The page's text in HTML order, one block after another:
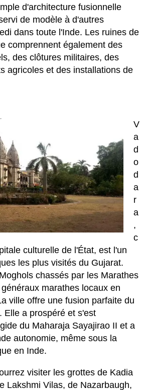
d'architecture fusionnelle
de modèle à d'autres
dans toute l'Inde. Les ruines de
comprennent également des
des clôtures militaires, des
agricoles et des installations de
V
a
d
o
d
a
r
a
,
c
culturelle de l'État, est l'un
les plus visités du Gujarat.
chassés par les Marathes
marathes locaux en
ville offre une fusion parfaite du
Elle a prospéré et s'est
du Maharaja Sayajirao II et a
autonomie, même sous la
en Inde.
visiter les grottes de Kadia
Lakshmi Vilas, de Nazarbaugh,